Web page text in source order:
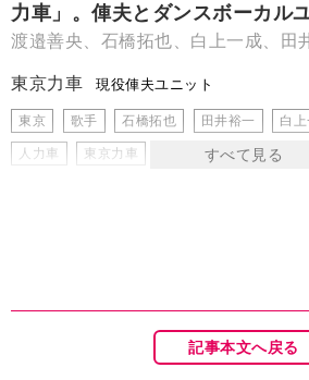
力車」。俥夫とダンスボーカル
渡邉善央、石橋拓也、白上一成、田
東京力車 現役俥夫ユニット
東京 歌手 石橋拓也 田井裕一 白
人力車 東京力車
記事本文へ戻る